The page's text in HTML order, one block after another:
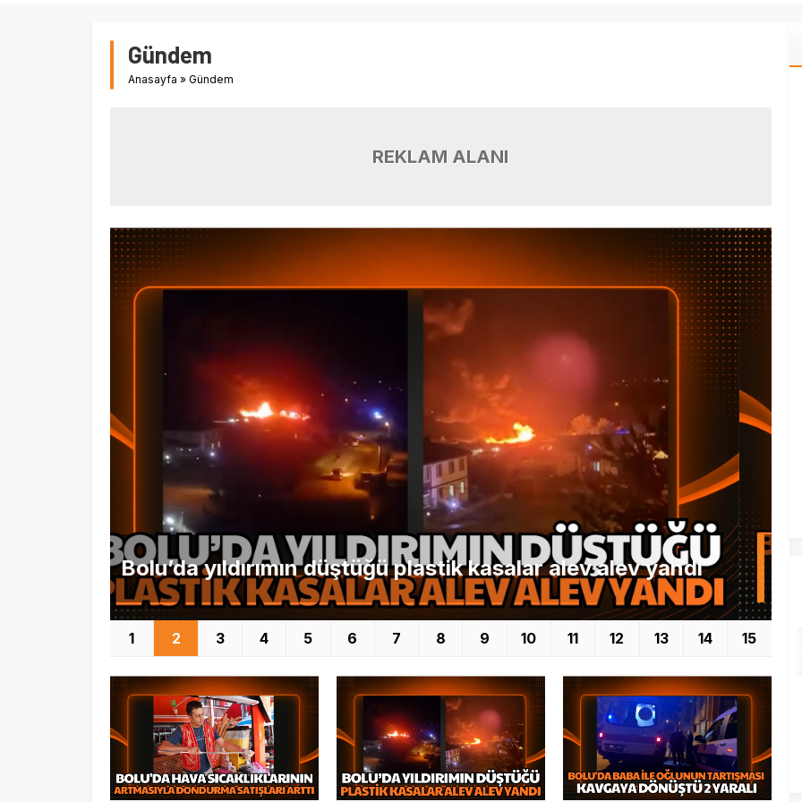
Gündem
Anasayfa » Gündem
REKLAM ALANI
Bolu’da baba ile oğlunun tartışması kavgaya dönüştü: 2 yaralı
1 2 3 4 5 6 7 8 9 10 11 12 13 14 15
Bolu’da hava sıcaklıklarının artmasıyla
dondurma satışları arttı
Bolu’da yıldırımın düştüğü plastik kasalar
alev alev yandı